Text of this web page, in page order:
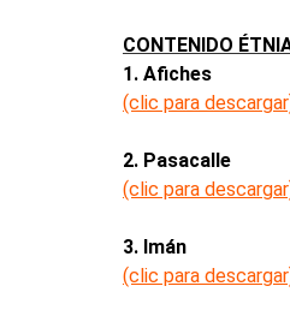
CONTENIDO
1. Afiches
(clic para
2. Pasacalle
(clic para
3. Imán
(clic para